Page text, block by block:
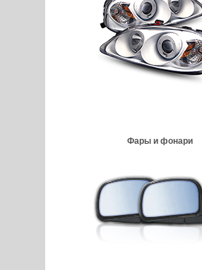
Фары и фонари